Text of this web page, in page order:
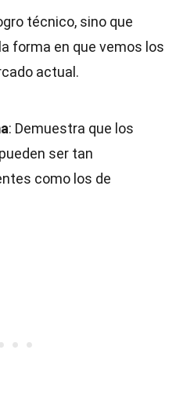
técnico, sino que
forma en que vemos los
actual.
: Demuestra que los
ser tan
como los de